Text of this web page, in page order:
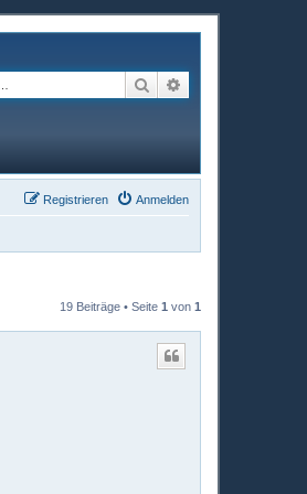
Suche
Anmelden
Registrieren
19 Beiträge • Seite 1 von 1